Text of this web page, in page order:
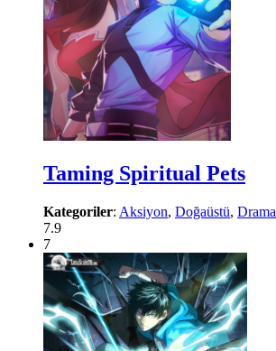
Taming Spiritual Pets
Kategoriler: Aksiyon, Doğaüstü, Drama
7.9
7